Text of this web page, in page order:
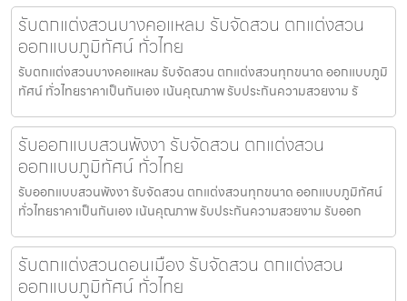
รับตกแต่งสวนบางคอแหลม รับจัดสวน ตกแต่งสวน
ออกแบบภูมิทัศน์ ทั่วไทย
รับตกแต่งสวนบางคอแหลม รับจัดสวน ตกแต่งสวนทุกขนาด ออกแบบภูมิ
ทัศน์ ทั่วไทยราคาเป็นกันเอง เน้นคุณภาพ รับประกันความสวยงาม รั
รับออกแบบสวนพังงา รับจัดสวน ตกแต่งสวน
ออกแบบภูมิทัศน์ ทั่วไทย
รับออกแบบสวนพังงา รับจัดสวน ตกแต่งสวนทุกขนาด ออกแบบภูมิทัศน์
ทั่วไทยราคาเป็นกันเอง เน้นคุณภาพ รับประกันความสวยงาม รับออก
รับตกแต่งสวนดอนเมือง รับจัดสวน ตกแต่งสวน
ออกแบบภูมิทัศน์ ทั่วไทย